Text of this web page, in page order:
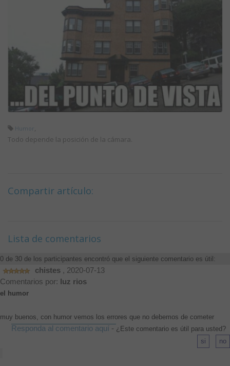
Humor ,
Todo depende la posición de la cámara.
Compartir artículo:
Lista de comentarios
0 de 30 de los participantes encontró que el siguiente comentario es útil:
chistes , 2020-07-13
Comentarios por:
luz rios
el humor
muy buenos, con humor vemos los errores que no debemos de cometer
Responda al comentario aquí - ¿Este comentario es útil para usted?